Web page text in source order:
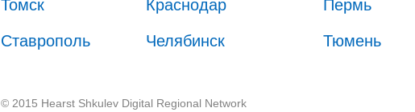
Томск Краснодар Пермь
Ставрополь Челябинск Тюмень
© 2015 Hearst Shkulev Digital Regional Network